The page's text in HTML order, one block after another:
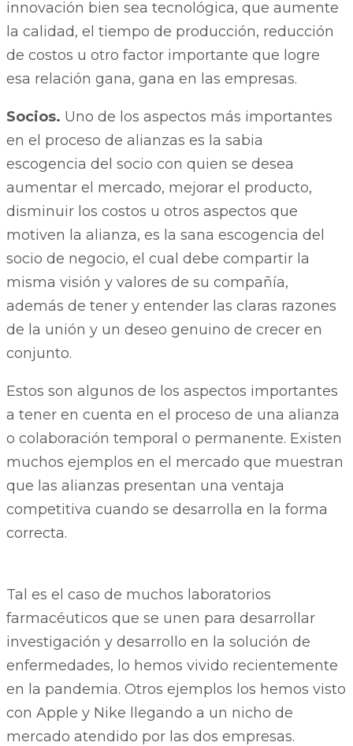
innovación bien sea tecnológica, que aumente
la calidad, el tiempo de producción, reducción
de costos u otro factor importante que logre
esa relación gana, gana en las empresas.
Socios. Uno de los aspectos más importantes
en el proceso de alianzas es la sabia
escogencia del socio con quien se desea
aumentar el mercado, mejorar el producto,
disminuir los costos u otros aspectos que
motiven la alianza, es la sana escogencia del
socio de negocio, el cual debe compartir la
misma visión y valores de su compañía,
además de tener y entender las claras razones
de la unión y un deseo genuino de crecer en
conjunto.
Estos son algunos de los aspectos importantes
a tener en cuenta en el proceso de una alianza
o colaboración temporal o permanente. Existen
muchos ejemplos en el mercado que muestran
que las alianzas presentan una ventaja
competitiva cuando se desarrolla en la forma
correcta.
Tal es el caso de muchos laboratorios
farmacéuticos que se unen para desarrollar
investigación y desarrollo en la solución de
enfermedades, lo hemos vivido recientemente
en la pandemia. Otros ejemplos los hemos visto
con Apple y Nike llegando a un nicho de
mercado atendido por las dos empresas.